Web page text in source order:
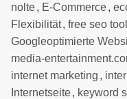
nolte, E-Commerce,
Flexibilität, free seo tool
Googleoptimierte
media-
internet marketing ,
Internetseite, keyword